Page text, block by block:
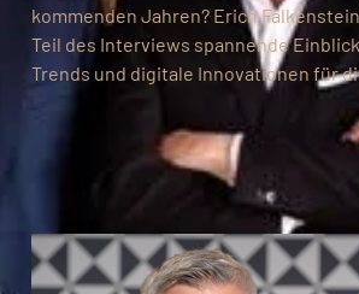
kommenden Jahren? Erich
Teil des Interviews spannende
Trends und digitale Innovationen für